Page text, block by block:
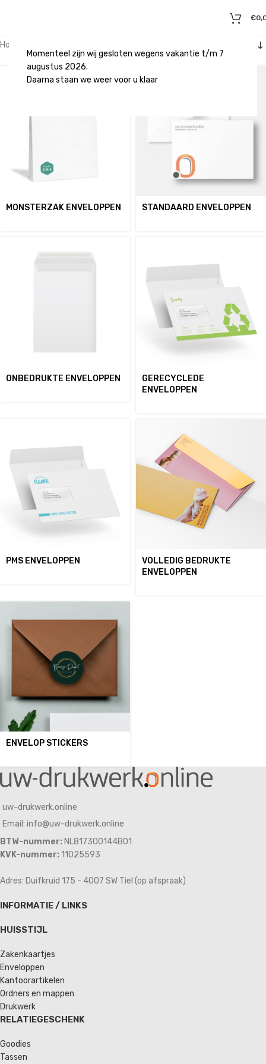
Momenteel zijn wij gesloten wegens vakantie t/m 7
augustus 2026.
Daarna staan we weer voor u klaar
€
Home
MONSTERZAK ENVELOPPEN STANDAARD ENVELOPPEN
ONBEDRUKTE ENVELOPPEN
GERECYCLEDE
ENVELOPPEN
PMS ENVELOPPEN
VOLLEDIG BEDRUKTE
ENVELOPPEN
ENVELOP STICKERS
uw-drukwerk.online
Email: info@uw-drukwerk.online
BTW-nummer: NL817300144B01
KVK-nummer: 11025593
Adres: Duifkruid 175 - 4007 SW Tiel (op afspraak)
INFORMATIE / LINKS
HUISSTIJL
Zakenkaartjes
Enveloppen
Kantoorartikelen
Ordners en mappen
Drukwerk
RELATIEGESCHENK
Goodies
Tassen